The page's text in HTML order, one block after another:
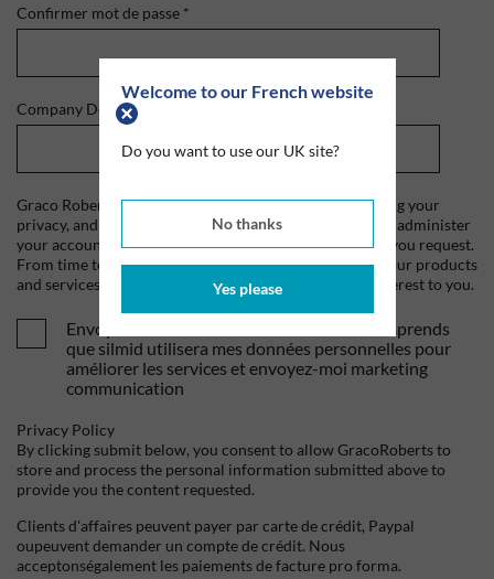
Welcome to our French website
Do you want to use our UK site?
No thanks
Yes please
Confirmer mot de passe *
Company Domain
Graco Roberts is committed to protecting and respecting your
privacy, and we'll only use your personal information to administer
your account and to provide the products and services you request.
From time to time, we would like to contact you about our products
and services, as well as other content that may be of interest to you.
Envoyez-moi vos offres et actualités. Je comprends
que silmid utilisera mes données personnelles pour
améliorer les services et envoyez-moi marketing
communication
Privacy Policy
By clicking submit below, you consent to allow GracoRoberts to
store and process the personal information submitted above to
provide you the content requested.
Clients d'affaires peuvent payer par carte de crédit, Paypal
oupeuvent demander un compte de crédit. Nous
acceptonségalement les paiements de facture pro forma.